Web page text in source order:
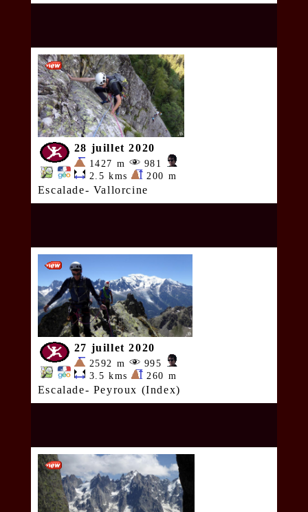
28 juillet 2020
1427 m
981
2.5 kms
200 m
Escalade- Vallorcine
27 juillet 2020
2592 m
995
3.5 kms
260 m
Escalade- Peyroux (Index)